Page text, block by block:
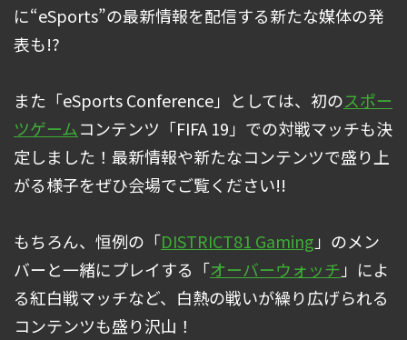
に“eSports”の最新情報を配信する新たな媒体の発
表も!?
また「eSports Conference」としては、初のスポー
ツゲームコンテンツ「FIFA 19」での対戦マッチも決
定しました！最新情報や新たなコンテンツで盛り上
がる様子をぜひ会場でご覧ください!!
もちろん、恒例の「DISTRICT81 Gaming 」のメン
バーと一緒にプレイする「オーバーウォッチ 」によ
る紅白戦マッチなど、白熱の戦いが繰り広げられる
コンテンツも盛り沢山！